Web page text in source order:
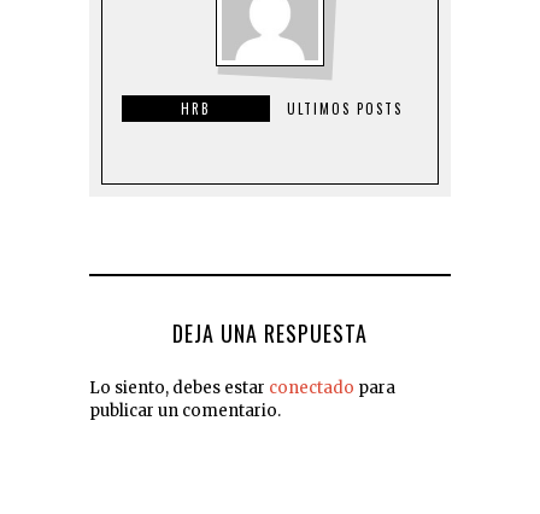
HRB ULTIMOS POSTS
DEJA UNA RESPUESTA
Lo siento, debes estar conectado para
publicar un comentario.